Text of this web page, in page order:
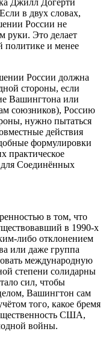
в двух словах,
России не
руки. Это делает
политике и менее
России должна
стороны, если
Вашингтона или
союзников), Россию
нужно пытаться
действия
формулировки
практическое
для Соединённых
в том, что
в 1990-х
либо отклонением
или даже группа
международную
степени солидарны
сил, чтобы
Вашингтон сам
того, какое бремя
США,
войны.